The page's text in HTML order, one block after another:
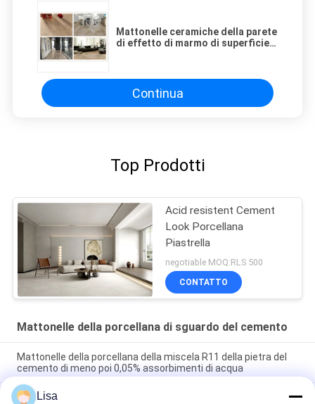
Mattonelle ceramiche della parete
di effetto di marmo di superficie
Continua
Top Prodotti
Acid resistent Cement
Look Porcellana
Piastrella
negotiable MOQ:RLS 500
CONTATTO
Mattonelle della porcellana di sguardo del cemento
Mattonelle della porcellana della miscela R11 della pietra del
cemento di meno poi 0,05% assorbimenti di acqua
Stampa a getto di inchiostro concreta 10mm del grado del
Lisa